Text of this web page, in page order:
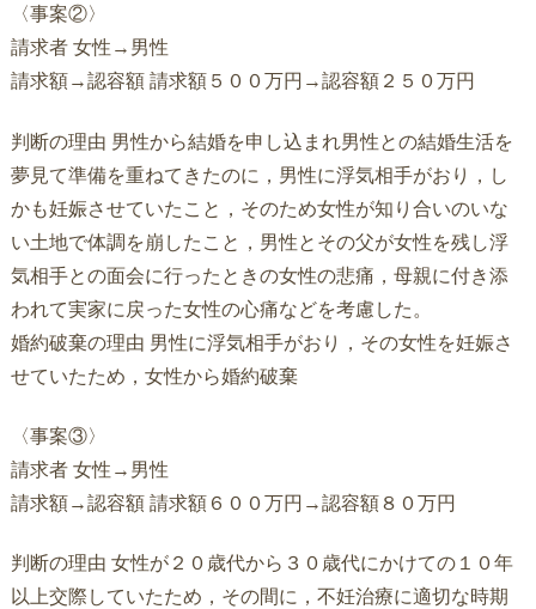
〈事案②〉
請求者 女性→男性
請求額→認容額 請求額５００万円→認容額２５０万円
判断の理由 男性から結婚を申し込まれ男性との結婚生活を
夢見て準備を重ねてきたのに，男性に浮気相手がおり，し
かも妊娠させていたこと，そのため女性が知り合いのいな
い土地で体調を崩したこと，男性とその父が女性を残し浮
気相手との面会に行ったときの女性の悲痛，母親に付き添
われて実家に戻った女性の心痛などを考慮した。
婚約破棄の理由 男性に浮気相手がおり，その女性を妊娠さ
せていたため，女性から婚約破棄
〈事案③〉
請求者 女性→男性
請求額→認容額 請求額６００万円→認容額８０万円
判断の理由 女性が２０歳代から３０歳代にかけての１０年
以上交際していたため，その間に，不妊治療に適切な時期